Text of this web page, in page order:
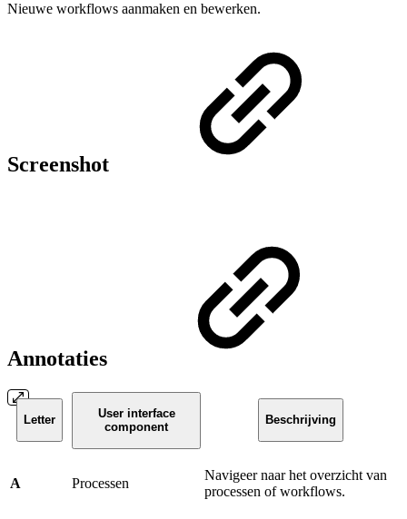
Nieuwe workflows aanmaken en bewerken.
Screenshot
Annotaties
Letter
User interface
component
Beschrijving
A Processen
Navigeer naar het overzicht van
processen of workflows.